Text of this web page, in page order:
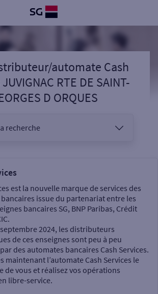
automate Cash
RTE DE SAINT-
D ORQUES
recherche
votre recherche
est la nouvelle marque de services des
issue du partenariat entre les
bancaires SG, BNP Paribas, Crédit
2024, les distributeurs
de ces enseignes sont peu à peu
des automates bancaires Cash Services.
maintenant l’automate Cash Services le
de vous et réalisez vos opérations
libre-service.